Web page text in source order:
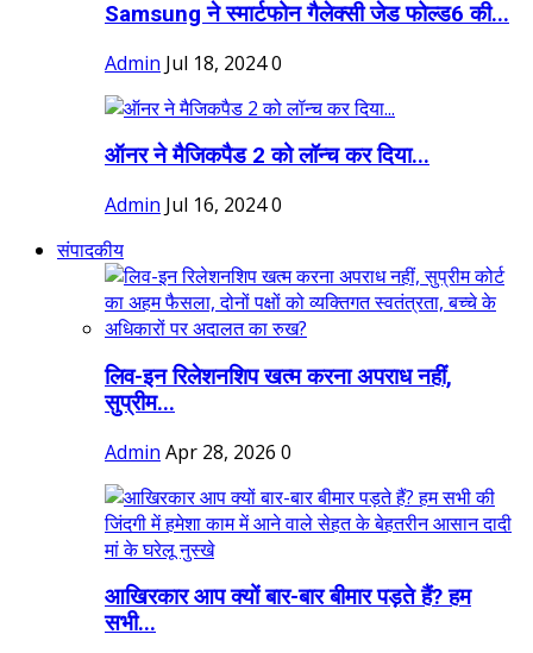
Samsung ने स्मार्टफोन गैलेक्सी जेड फोल्ड6 की...
Admin Jul 18, 20240
ऑनर ने मैजिकपैड 2 को लॉन्च कर दिया...
Admin Jul 16, 20240
संपादकीय
लिव-इन रिलेशनशिप खत्म करना अपराध नहीं,
सुप्रीम...
Admin Apr 28, 2026 0
आखिरकार आप क्यों बार-बार बीमार पड़ते हैं? हम
सभी...